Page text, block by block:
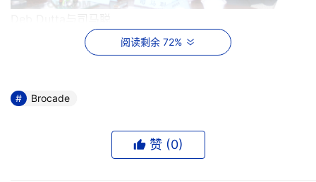
每次与Deb Dutta见面，他都会向媒体介绍博科在交换机
目前已经连接了多达150多万个服务器。另外，在SAN上面
使得博科可以从事很多其他的事情。而首先开始的，正是
Tapestry系列。Deb Dutta认为，博科的Tapestry产品线目
阅读剩余 72%
Brocade
赞 (0)